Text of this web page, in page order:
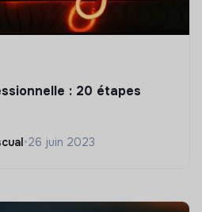
: 20 étapes
•26 juin 2023